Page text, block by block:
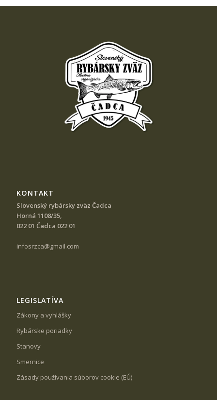
KONTAKT
Slovenský rybársky zväz Čadca
Horná 1108/35,
022 01 Čadca 022 01
infosrzca@gmail.com
LEGISLATÍVA
Zákony a vyhlášky
Rybárske poriadky
Stanovy
Smernice
Zásady používania súborov cookie (EÚ)